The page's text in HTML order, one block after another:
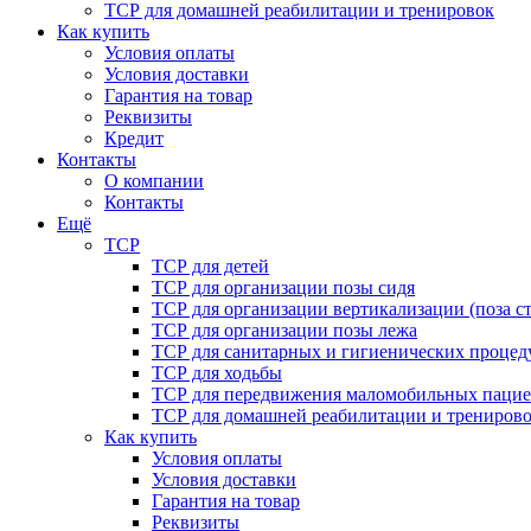
ТСР для домашней реабилитации и тренировок
Как купить
Условия оплаты
Условия доставки
Гарантия на товар
Реквизиты
Кредит
Контакты
О компании
Контакты
Ещё
ТСР
ТСР для детей
ТСР для организации позы сидя
ТСР для организации вертикализации (поза
ТСР для организации позы лежа
ТСР для санитарных и гигиенических
ТСР для ходьбы
ТСР для передвижения маломобильных
ТСР для домашней реабилитации и
Как купить
Условия оплаты
Условия доставки
Гарантия на товар
Реквизиты